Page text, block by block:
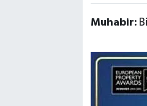
Muhabir: